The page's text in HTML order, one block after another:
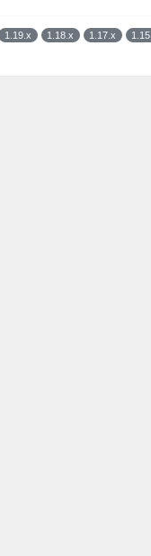
1.19.x 1.18.x 1.17.x